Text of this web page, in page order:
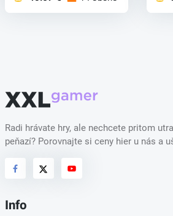
Radi hrávate hry, ale nechcete pritom
peňazí? Porovnajte si ceny hier u nás a
Info